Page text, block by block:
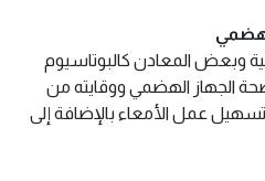
وبعض المعادن كالبوتاسيوم
الجهاز الهضمي ووقايته من
عمل الأمعاء بالإضافة إلى